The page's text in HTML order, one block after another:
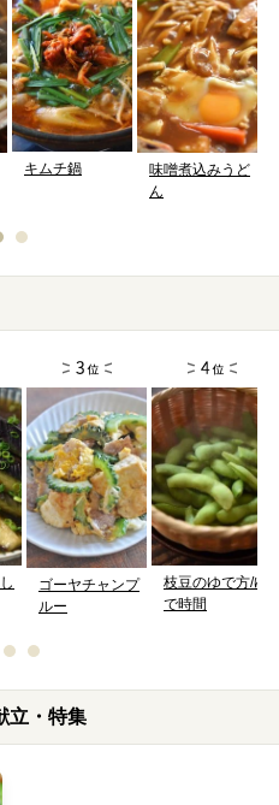
キムチ鍋
味噌煮込みうど
ん
ゴーヤチャンプ
ルー
枝豆のゆで方/ゆ
で時間
立・特集